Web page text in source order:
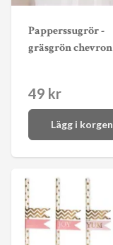
Papperssugrör -
gräsgrön chevron
49 kr
Lägg i korgen